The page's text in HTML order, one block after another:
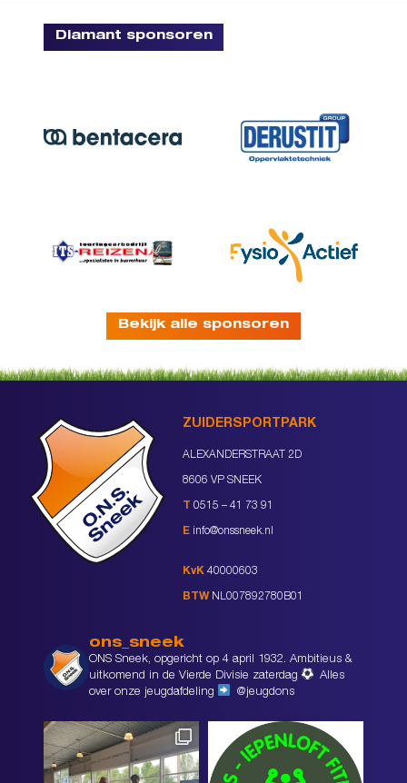
Diamant sponsoren
Bekijk alle sponsoren
ZUIDERSPORTPARK
ALEXANDERSTRAAT 2D
8606 VP SNEEK
T 0515 – 41 73 91
E info@onssneek.nl
KvK 40000603
BTW NL007892780B01
ons_sneek
ONS Sneek, opgericht op 4 april 1932. Ambitieus &
uitkomend in de Vierde Divisie zaterdag
Alles
over onze jeugdafdeling
@jeugdons